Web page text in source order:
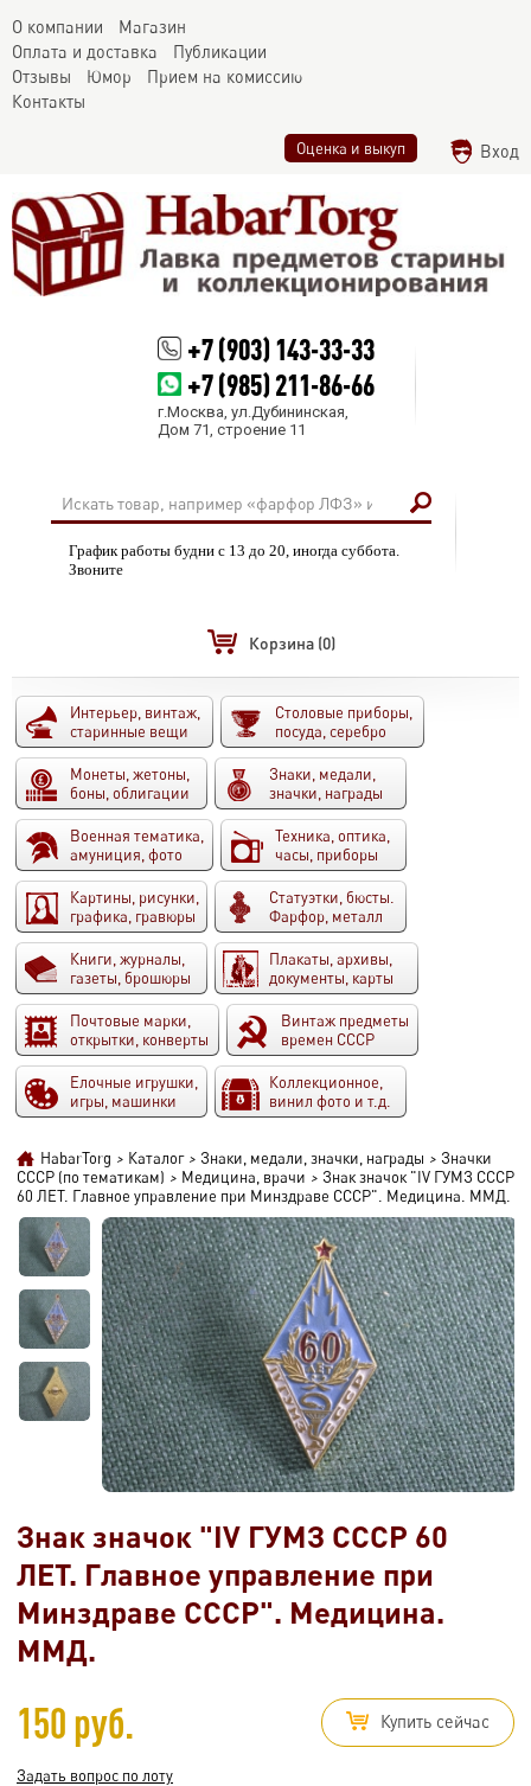
О компании
Магазин
Оплата и доставка
Публикации
Отзывы
Юмор
Прием на комиссию
Контакты
Оценка и выкуп Вход
+7 (903) 143-33-33
+7 (985) 211-86-66
г.Москва, ул.Дубининская,
Дом 71, строение 11
График работы будни с 13 до 20, иногда суббота.
Звоните
Корзина (0)
Интерьер, винтаж,
старинные вещи
Столовые приборы,
посуда, серебро
Монеты, жетоны,
боны, облигации
Знаки, медали,
значки, награды
Военная тематика,
амуниция, фото
Техника, оптика,
часы, приборы
Картины, рисунки,
графика, гравюры
Статуэтки, бюсты.
Фарфор, металл
Книги, журналы,
газеты, брошюры
Плакаты, архивы,
документы, карты
Почтовые марки,
открытки, конверты
Винтаж предметы
времен СССР
Елочные игрушки,
игры, машинки
Коллекционное,
винил фото и т.д.
HabarTorg > Каталог > Знаки, медали, значки, награды > Значки
СССР (по тематикам) > Медицина, врачи > Знак значок "IV ГУМЗ СССР
60 ЛЕТ. Главное управление при Минздраве СССР". Медицина. ММД.
Знак значок "IV ГУМЗ СССР 60
ЛЕТ. Главное управление при
Минздраве СССР". Медицина.
ММД.
150 руб. Купить сейчас
Задать вопрос по лоту